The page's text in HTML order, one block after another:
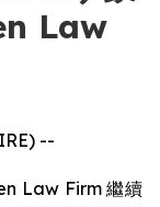
Law
--
Law Firm 繼續